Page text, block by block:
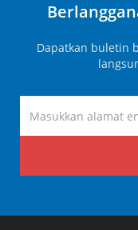
Dapatkan buletin